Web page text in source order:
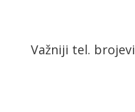
Važniji tel. brojevi